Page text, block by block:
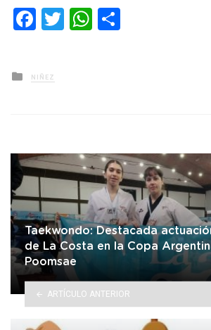
Facebook
TwitterWhatsApp
Posted
in
NIÑEZ
Taekwondo: Destacada
de La Costa en la Copa
Poomsae
ARTÍCULO ANTERIOR